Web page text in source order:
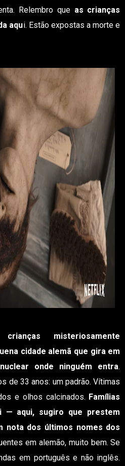
Relembro que as crianças
aqui. Estão expostas a morte e
misteriosamente
cidade alemã que gira em
onde ninguém entra.
de 33 anos: um padrão. Vítimas
e olhos calcinados. Famílias
— aqui, sugiro que prestem
nota dos últimos nomes dos
em alemão, muito bem. Se
em português e não inglês.